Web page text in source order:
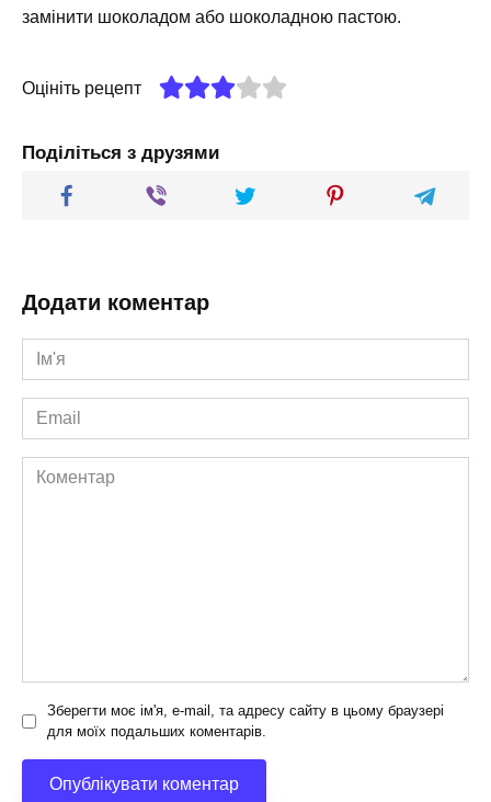
замінити шоколадом або шоколадною пастою.
Оцініть рецепт
Поділіться з друзями
Додати коментар
Ім'я
*
Email
*
Коментар
Зберегти моє ім'я, e-mail, та адресу сайту в цьому браузері
для моїх подальших коментарів.